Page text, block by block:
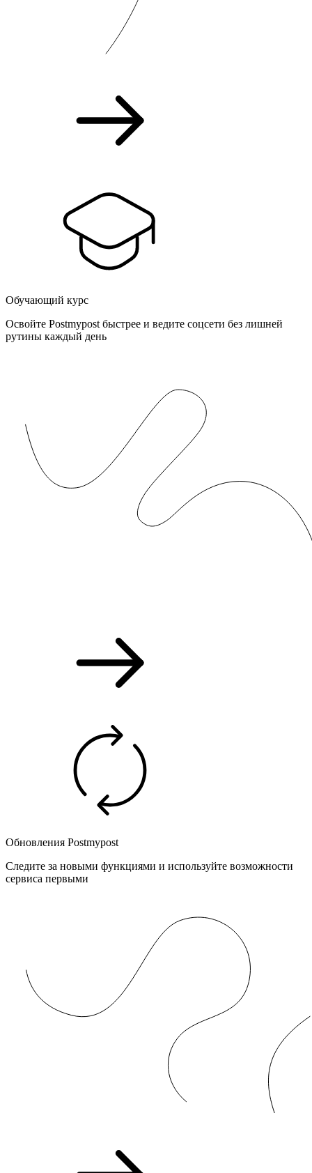
Обучающий курс
Освойте Postmypost быстрее и ведите соцсети без лишней
рутины каждый день
Обновления Postmypost
Следите за новыми функциями и используйте возможности
сервиса первыми